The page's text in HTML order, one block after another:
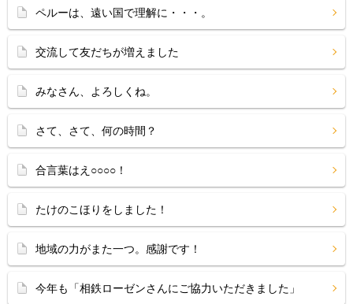
ペルーは、遠い国で理解に・・・。
交流して友だちが増えました
みなさん、よろしくね。
さて、さて、何の時間？
合言葉はえ○○○○！
たけのこほりをしました！
地域の力がまた一つ。感謝です！
今年も「相鉄ローゼンさんにご協力いただきました」